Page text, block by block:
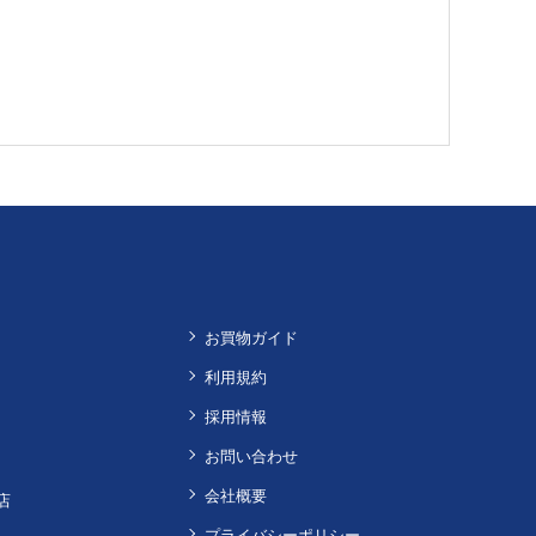
お買物ガイド
利用規約
採用情報
お問い合わせ
会社概要